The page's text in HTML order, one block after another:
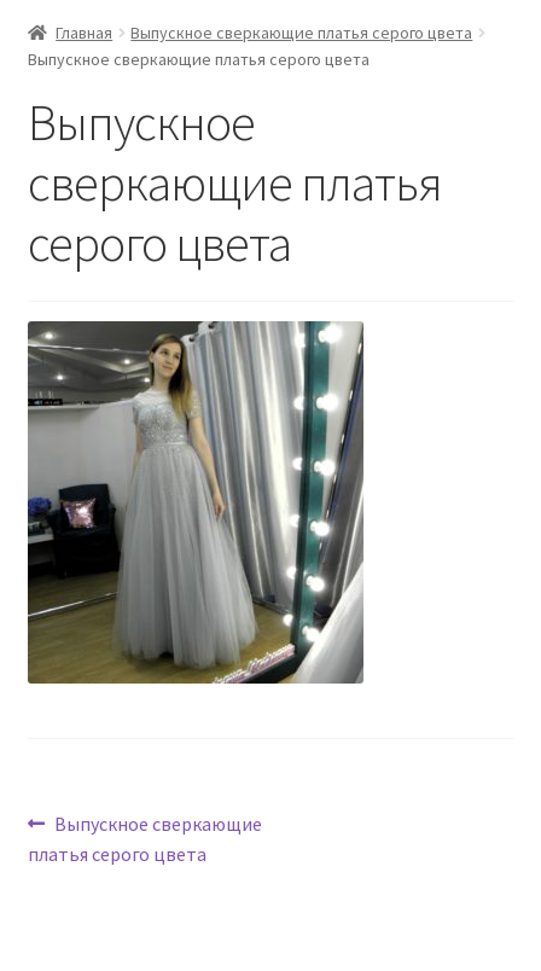
Главная
Выпускное сверкающие платья серого цвета
Выпускное сверкающие платья серого цвета
Выпускное
сверкающие платья
серого цвета
Навигация
по
Предыдущая
запись:
Выпускное сверкающие
платья серого цвета